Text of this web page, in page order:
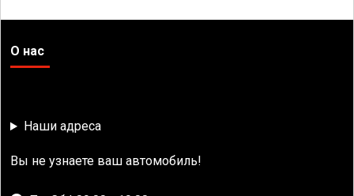
О нас
Наши адреса
Вы не узнаете ваш автомобиль!